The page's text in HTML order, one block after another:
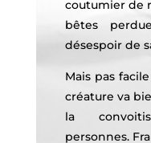
coutumier de
bêtes
désespoir de
Mais pas
créature va
la
personnes.